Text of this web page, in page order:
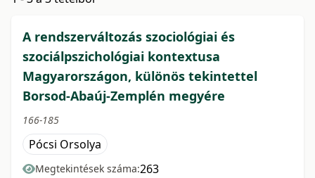
A rendszerváltozás szociológiai és
szociálpszichológiai kontextusa
Magyarországon, különös tekintettel
Borsod-Abaúj-Zemplén megyére
166-185
Pócsi Orsolya
Megtekintések száma:263